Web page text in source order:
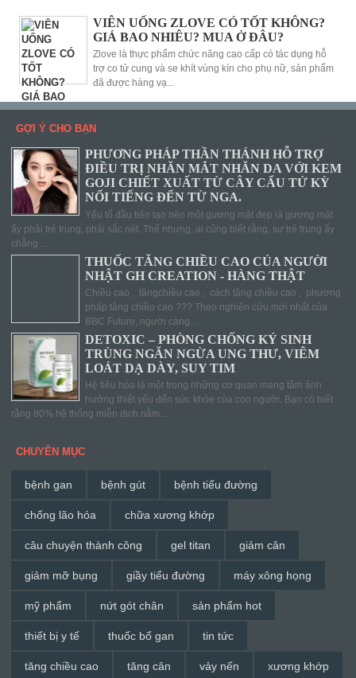
VIÊN UỐNG ZLOVE CÓ TỐT KHÔNG?
GIÁ BAO NHIÊU? MUA Ở ĐÂU?
Zlove là thực phẩm chức năng cao cấp có tác dụng hỗ
trợ co tử cung và se khít vùng kín cho phụ nữ, sản phẩm
đã được hàng vạ...
GỢI Ý CHO BẠN
PHƯƠNG PHÁP THẦN THÁNH HỖ TRỢ
ĐIỀU TRỊ NHĂN MẮT NHĂN DA VỚI KEM
GOJI CHIẾT XUẤT TỪ CÂY CẨU TỬ KỲ
NỔI TIẾNG ĐẾN TỪ NGA.
Yếu tố đầu tiên tạo nên một gương mặt đẹp là gương mặt
ấy phải trẻ trung, phải sắc nét. Thế nhưng, ai cũng biết rằng, sự trẻ trung ấy
chẳng ...
THUỐC TĂNG CHIỀU CAO CỦA NGƯỜI
NHẬT GH CREATION - HÀNG THẬT
Chiều cao , tăngchiều cao , cách tăng chiều cao , phương
pháp tăng chiều cao ??? Theo nghiên cứu mới nhất của
BBC Future, người càng...
DETOXIC – PHÒNG CHỐNG KÝ SINH
TRÙNG NGĂN NGỪA UNG THƯ, VIÊM
LOÁT DẠ DÀY, SUY TIM
Hệ tiêu hóa là một trong những cơ quan mang tầm ảnh
hưởng thiết yếu đến sức khỏe của con người. Bạn có biết
rằng 80% hệ thống miễn dịch nằm...
CHUYÊN MỤC
bệnh gan bệnh gút bệnh tiểu đường
chống lão hóa chữa xương khớp
câu chuyện thành công gel titan giảm cân
giảm mỡ bụng giầy tiểu đường máy xông họng
mỹ phẩm nứt gót chân sản phẩm hot
thiết bị y tế thuốc bổ gan tin tức
tăng chiều cao tăng cân vảy nến xương khớp